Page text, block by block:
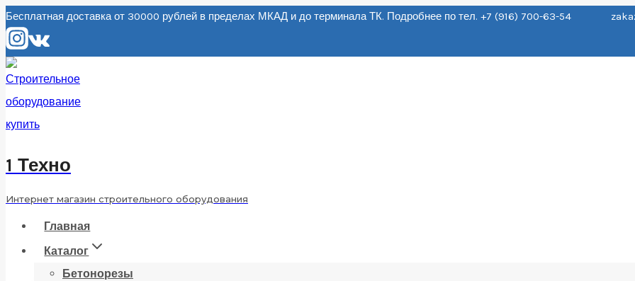
Перейти
к
содержанию
Бесплатная доставка от 30000 рублей в пределах МКАД и до терминала ТК. Подробнее по тел. +7 (916) 700-63-54
1 Техно
Интернет магазин строительного оборудования
Главная
Каталог
Бетонорезы